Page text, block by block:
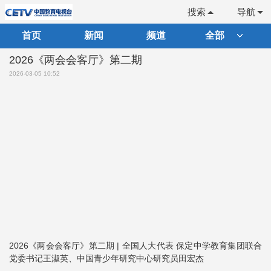
导航
搜索
首页 新闻 频道 全部
2026《两会会客厅》第二期
2026-03-05 10:52
2026《两会会客厅》第二期 | 全国人大代表 保定中学教育集团联合
党委书记王淑英、中国青少年研究中心研究员田宏杰